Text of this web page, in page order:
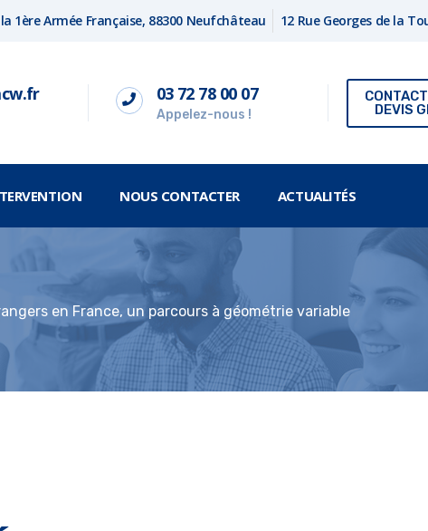
1ère Armée Française, 88300 Neufchâteau 12 Rue Georges de la
03 72 78 00 07
Appelez-nous !
DEVIS
NOUS CONTACTER ACTUALITÉS
en France, un parcours à géométrie variable